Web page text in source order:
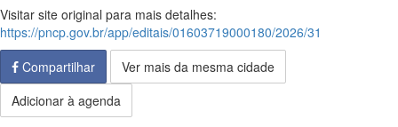
Visitar site original para mais detalhes:
https://pncp.gov.br/app/editais/01603719000180/2026/31
Compartilhar
Ver mais da mesma cidade
Adicionar à agenda